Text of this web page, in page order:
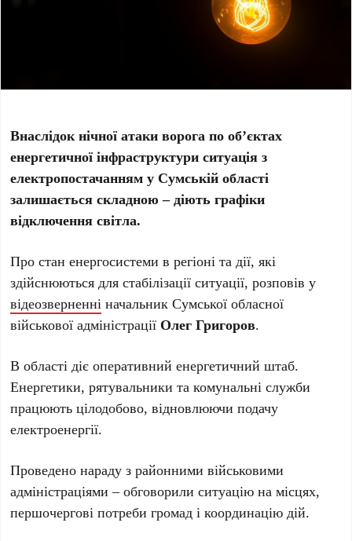
Внаслідок нічної атаки ворога по об’єктах
енергетичної інфраструктури ситуація з
електропостачанням у Сумській області
залишається складною – діють графіки
відключення світла.
Про стан енергосистеми в регіоні та дії, які
здійснюються для стабілізації ситуації, розповів у
відеозверненні начальник Сумської обласної
військової адміністрації Олег Григоров.
В області діє оперативний енергетичний штаб.
Енергетики, рятувальники та комунальні служби
працюють цілодобово, відновлюючи подачу
електроенергії.
Проведено нараду з районними військовими
адміністраціями – обговорили ситуацію на місцях,
першочергові потреби громад і координацію дій.